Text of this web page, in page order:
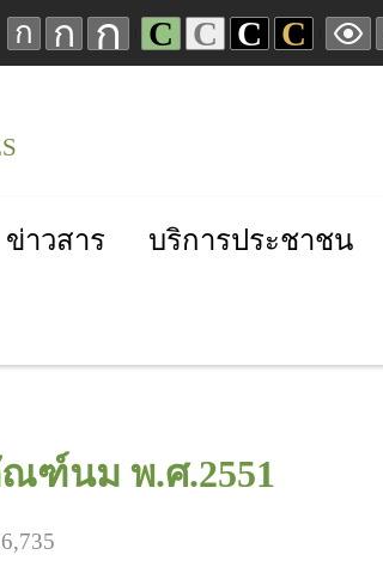
ก ก ก C C C C
ข่าวสาร บริการประชาชน
ฑ์นม พ.ศ.2551